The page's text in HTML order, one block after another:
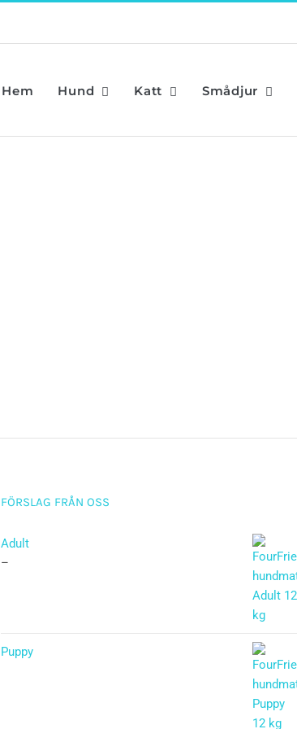
Hem Hund Katt Smådjur
FÖRSLAG FRÅN OSS
Adult
–
Puppy